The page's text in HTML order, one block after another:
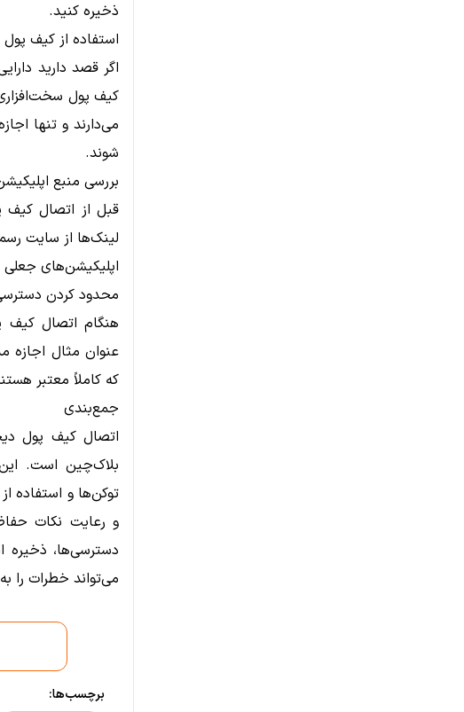
ذخیره کنید.
استفاده از کیف
کیف پول
می‌دارند و تنها
شوند.
بررسی منبع
قبل از اتصال کیف
لینک‌ها از سایت
اپلیکیشن‌های
محدود کردن
هنگام اتصال کیف
عنوان مثال اجازه
که کاملاً معتبر
جمع‌بندی
بلاک‌چین است.
توکن‌ها و استفاده
و رعایت نکات
دسترسی‌ها،
می‌تواند خطرات را
برچسب‌ها: